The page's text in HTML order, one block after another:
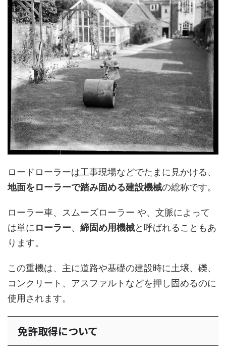
ロードローラーは工事現場などでたまに見かける、
地面をローラーで踏み固める建設機械の総称です。
ローラー車、スムーズローラー や、文脈によって
は単に ローラー、 締固め用機械と呼ばれることもあ
ります。
この重機は、主に道路や基礎の建設時に土壌、礫、
コンクリート、アスファルトなどを押し固めるのに
使用されます。
免許取得について